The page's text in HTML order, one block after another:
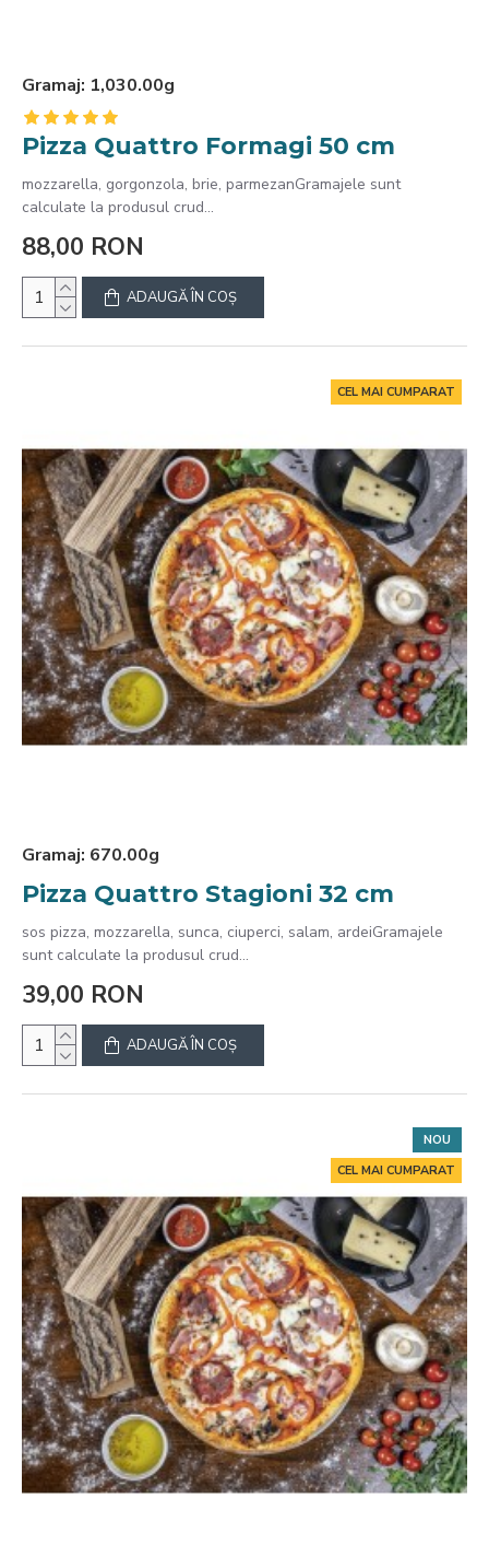
Gramaj: 1,030.00g
Pizza Quattro Formagi 50 cm
mozzarella, gorgonzola, brie, parmezanGramajele sunt
calculate la produsul crud...
88,00 RON
ADAUGĂ ÎN COŞ
CEL MAI CUMPARAT
Gramaj: 670.00g
Pizza Quattro Stagioni 32 cm
sos pizza, mozzarella, sunca, ciuperci, salam, ardeiGramajele
sunt calculate la produsul crud...
39,00 RON
ADAUGĂ ÎN COŞ
NOU
CEL MAI CUMPARAT